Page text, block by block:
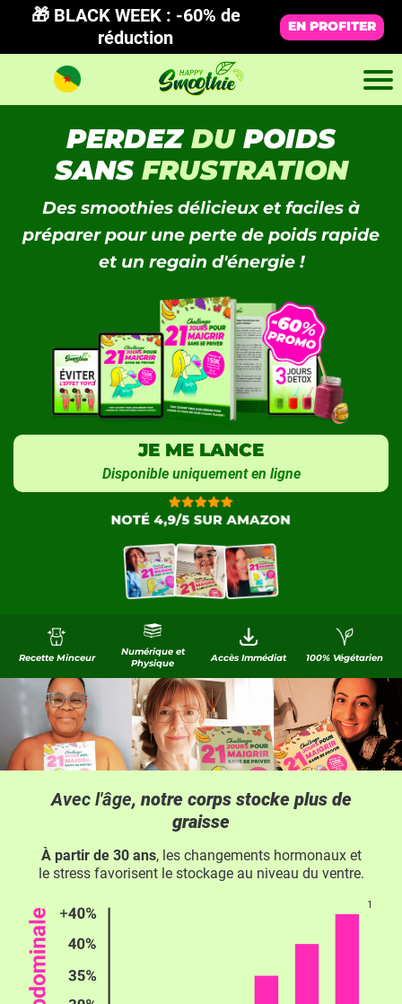
🎁 BLACK WEEK : -60% de
réduction
EN PROFITER
PERDEZDUPOIDS
SANS FRUSTRATION
Des smoothies délicieux et faciles à
préparer pour une perte de poids rapide
et un regain d'énergie !
JE ME LANCE
Disponible uniquement en ligne
Recette Minceur
Numérique et
Physique
Accès Immédiat 100% Végétarien
Avec l'âge, notre corps stocke plus de
graisse
À partir de 30 ans, les changements hormonaux et
le stress favorisent le stockage au niveau du ventre.